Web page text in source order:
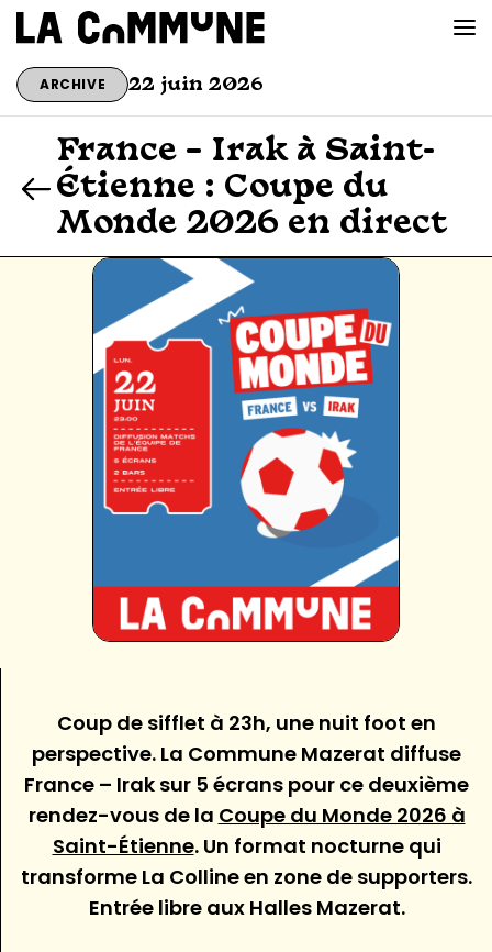
VOIR LA CARTE
CHEFS
PROG’
BAR CONVIVIAL
PRIVATISER
ARCHIVE 22 juin 2026
France – Irak à Saint-
Étienne : Coupe du
Monde 2026 en direct
Coup de sifflet à 23h, une nuit foot en
perspective. La Commune Mazerat diffuse
France – Irak sur 5 écrans pour ce deuxième
rendez-vous de la Coupe du Monde 2026 à
Saint-Étienne. Un format nocturne qui
transforme La Colline en zone de supporters.
Entrée libre aux Halles Mazerat.